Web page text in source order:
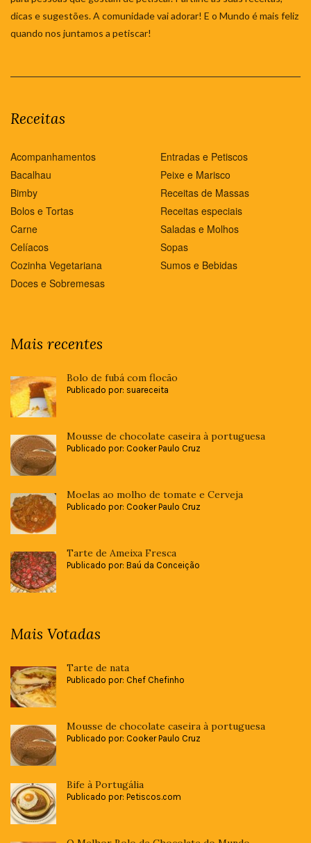
dicas e sugestões. A comunidade vai adorar! E o Mundo é mais feliz
quando nos juntamos a petiscar!
Receitas
Acompanhamentos
Bacalhau
Bimby
Bolos e Tortas
Carne
Celíacos
Cozinha Vegetariana
Doces e Sobremesas
Entradas e Petiscos
Peixe e Marisco
Receitas de Massas
Receitas especiais
Saladas e Molhos
Sopas
Sumos e Bebidas
Mais recentes
Bolo de fubá com flocão
Publicado por: suareceita
Mousse de chocolate caseira à portuguesa
Publicado por: Cooker Paulo Cruz
Moelas ao molho de tomate e Cerveja
Publicado por: Cooker Paulo Cruz
Tarte de Ameixa Fresca
Publicado por: Baú da Conceição
Mais Votadas
Tarte de nata
Publicado por: Chef Chefinho
Mousse de chocolate caseira à portuguesa
Publicado por: Cooker Paulo Cruz
Bife à Portugália
Publicado por: Petiscos.com